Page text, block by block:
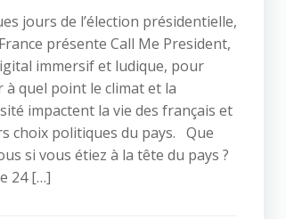
jours de l’élection présidentielle,
présente Call Me President,
immersif et ludique, pour
à quel point le climat et la
impactent la vie des français et
choix politiques du pays. Que
si vous étiez à la tête du pays ?
24 […]